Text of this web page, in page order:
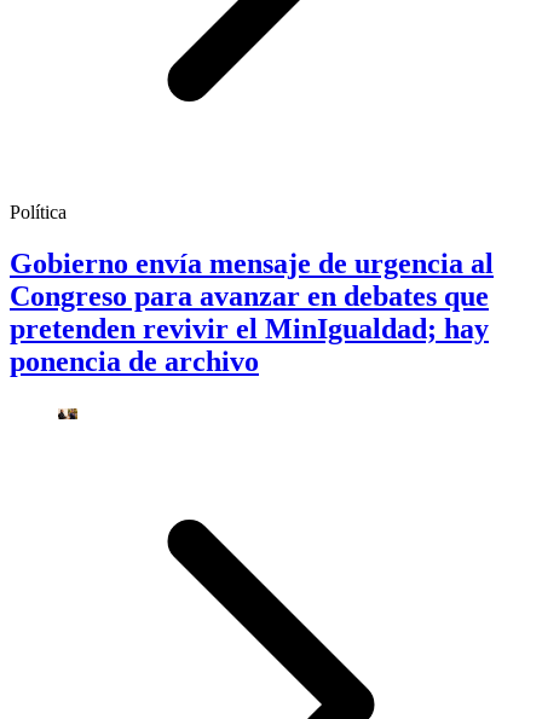
Política
Gobierno envía mensaje de urgencia al
Congreso para avanzar en debates que
pretenden revivir el MinIgualdad; hay
ponencia de archivo